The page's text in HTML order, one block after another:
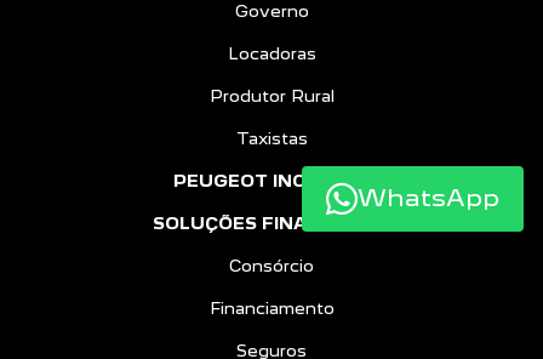
Governo
Locadoras
Produtor Rural
Taxistas
PEUGEOT INCLUSÃO
SOLUÇÕES FINANCEIRAS
Consórcio
Financiamento
Seguros
WhatsApp